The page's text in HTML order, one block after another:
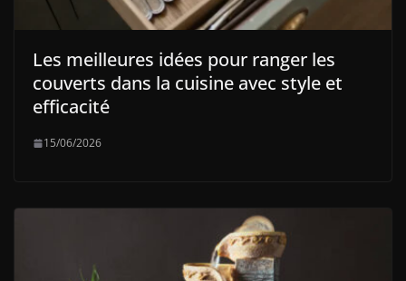
Les meilleures idées pour ranger les
couverts dans la cuisine avec style et
efficacité
15/06/2026